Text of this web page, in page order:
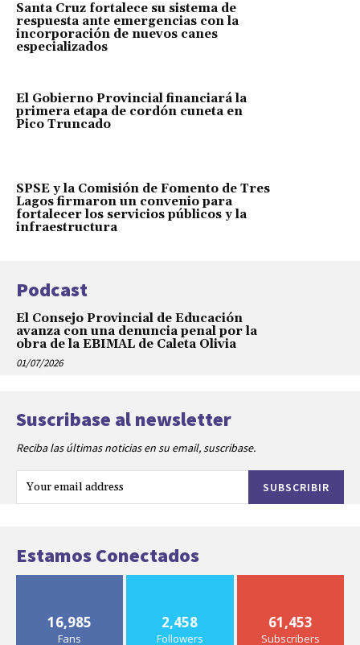
Santa Cruz fortalece su sistema de
respuesta ante emergencias con la
incorporación de nuevos canes
especializados
El Gobierno Provincial financiará la
primera etapa de cordón cuneta en
Pico Truncado
SPSE y la Comisión de Fomento de Tres
Lagos firmaron un convenio para
fortalecer los servicios públicos y la
infraestructura
Podcast
El Consejo Provincial de Educación
avanza con una denuncia penal por la
obra de la EBIMAL de Caleta Olivia
01/07/2026
Suscribase al newsletter
Reciba las últimas noticias en su email, suscribase.
SUBSCRIBIR
Estamos Conectados
16,985
Fans
2,458
Followers
61,453
Subscribers